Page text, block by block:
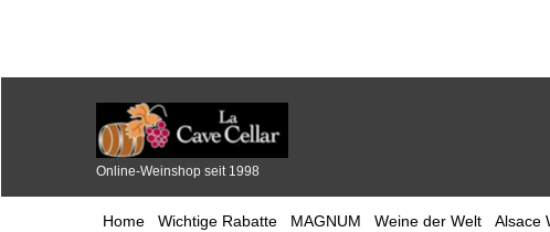
Online-Weinshop seit 1998
Home Wichtige Rabatte MAGNUM Weine der Welt Alsace